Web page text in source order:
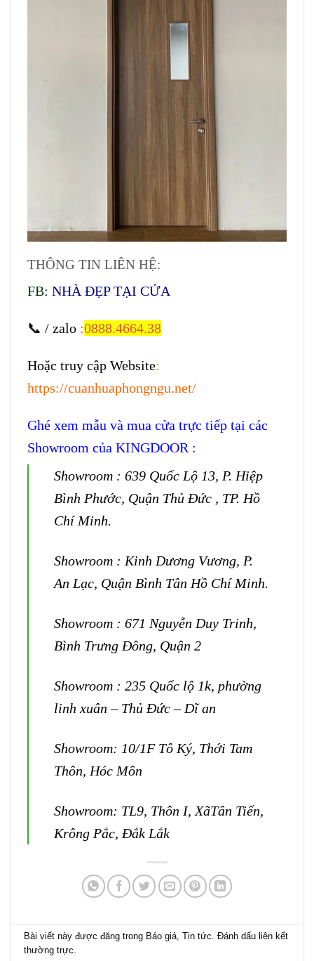
THÔNG TIN LIÊN HỆ:
FB: NHÀ ĐẸP TẠI CỬA
📞 / zalo :0888.4664.38
Hoặc truy cập Website:
https://cuanhuaphongngu.net/
Ghé xem mẫu và mua cửa trực tiếp tại các
Showroom của KINGDOOR :
Showroom : 639 Quốc Lộ 13, P. Hiệp
Bình Phước, Quận Thủ Đức , TP. Hồ
Chí Minh.
Showroom : Kinh Dương Vương, P.
An Lạc, Quận Bình Tân Hồ Chí Minh.
Showroom : 671 Nguyễn Duy Trinh,
Bình Trưng Đông, Quận 2
Showroom : 235 Quốc lộ 1k, phường
linh xuân – Thủ Đức – Dĩ an
Showroom: 10/1F Tô Ký, Thới Tam
Thôn, Hóc Môn
Showroom: TL9, Thôn I, XãTân Tiến,
Krông Pắc, Đắk Lắk
Bài viết này được đăng trong Báo giá,Tin tức. Đánh dấu liên kết
thường trực.